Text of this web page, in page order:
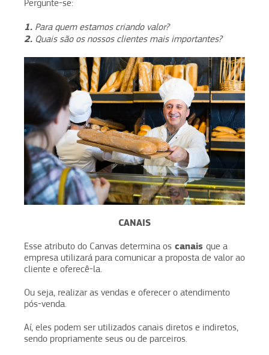
Pergunte-se:
1. Para quem estamos criando valor?
2. Quais são os nossos clientes mais importantes?
CANAIS
Esse atributo do Canvas determina os canais que a
empresa utilizará para comunicar a proposta de valor ao
cliente e oferecê-la.
Ou seja, realizar as vendas e oferecer o atendimento
pós-venda.
Aí, eles podem ser utilizados canais diretos e indiretos,
sendo propriamente seus ou de parceiros.